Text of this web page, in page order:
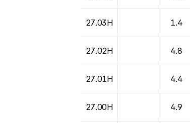
27.03H 1.4
27.02H 4.8
27.01H 4.4
27.00H 4.9